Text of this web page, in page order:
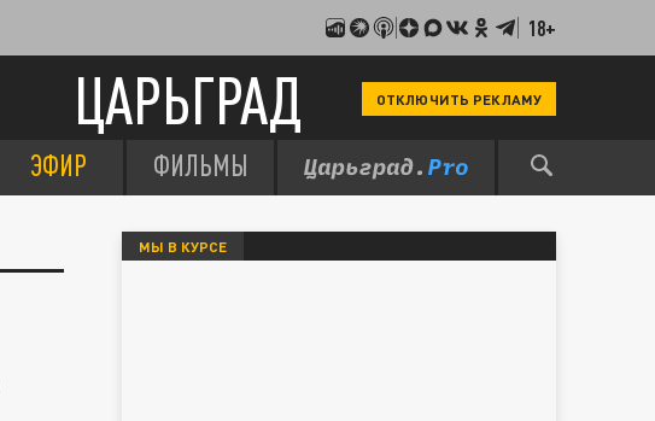
18+
ЦАРЬГРАД ОТКЛЮЧИТЬ РЕКЛАМУ
ЭФИР ФИЛЬМЫ
МЫ В КУРСЕ